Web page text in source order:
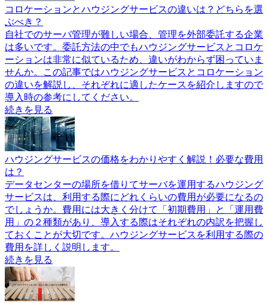
コロケーションとハウジングサービスの違いは？どちらを選
ぶべき？
自社でのサーバ管理が難しい場合、管理を外部委託する企業
は多いです。委託方法の中でもハウジングサービスとコロケ
ーションは非常に似ているため、違いがわからず困っていま
せんか。この記事ではハウジングサービスとコロケーション
の違いを解説し、それぞれに適したケースを紹介しますので
導入時の参考にしてください。
続きを見る
ハウジングサービスの価格をわかりやすく解説！必要な費用
は？
データセンターの場所を借りてサーバを運用するハウジング
サービスは、利用する際にどれくらいの費用が必要になるの
でしょうか。費用には大きく分けて「初期費用」と「運用費
用」の２種類があり、導入する際はそれぞれの内訳を把握し
ておくことが大切です。ハウジングサービスを利用する際の
費用を詳しく説明します。
続きを見る